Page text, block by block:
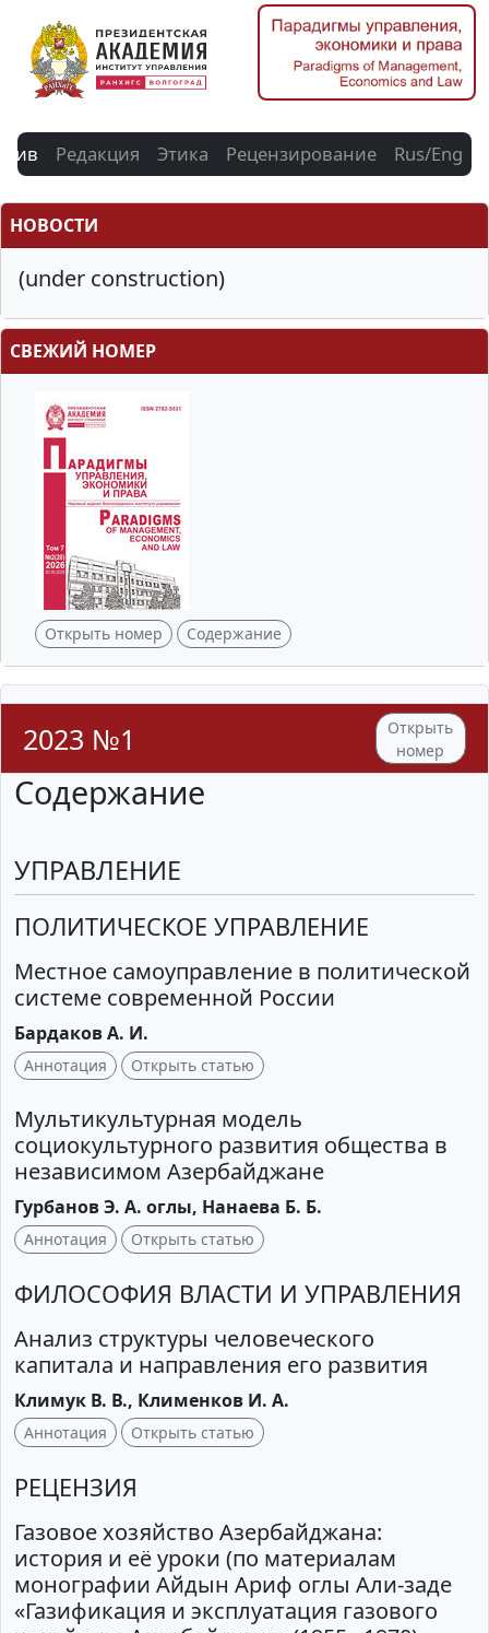
Редакция Этика Рецензирование Rus/Eng
НОВОСТИ
(under construction)
СВЕЖИЙ НОМЕР
Открыть номер Содержание
2023 №1
Открыть
номер
Содержание
УПРАВЛЕНИЕ
ПОЛИТИЧЕСКОЕ УПРАВЛЕНИЕ
Местное самоуправление в политической
системе современной России
Бардаков А. И.
Аннотация Открыть статью
Мультикультурная модель
социокультурного развития общества в
независимом Азербайджане
Гурбанов Э. А. оглы, Нанаева Б. Б.
Аннотация Открыть статью
ФИЛОСОФИЯ ВЛАСТИ И УПРАВЛЕНИЯ
Анализ структуры человеческого
капитала и направления его развития
Климук В. В., Клименков И. А.
Аннотация Открыть статью
РЕЦЕНЗИЯ
Газовое хозяйство Азербайджана:
история и её уроки (по материалам
монографии Айдын Ариф оглы Али-заде
«Газификация и эксплуатация газового